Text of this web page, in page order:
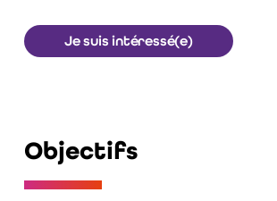
Je suis intéressé(e)
Objectifs